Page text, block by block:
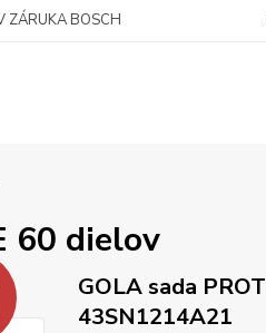
ZÁRUKA BOSCH
60 dielov
GOLA sada
43SN1214A21